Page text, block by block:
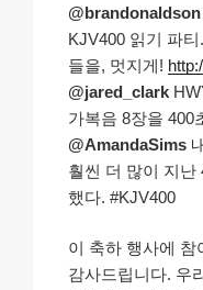
@brandonaldson
KJV400 읽기 파
들을, 멋지게!
@jared_clark
가복음 8장을 400
@AmandaSims
훨씬 더 많이 지난
했다. #KJV400
이 축하 행사에 참
감사드립니다. 우